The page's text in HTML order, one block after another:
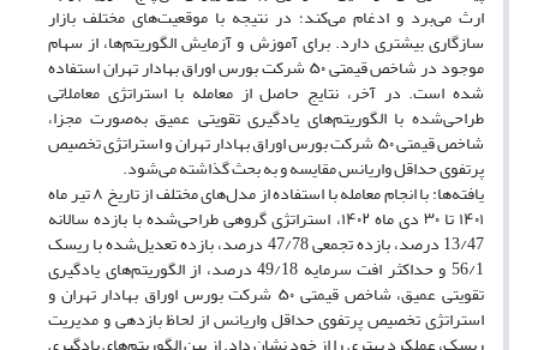
ارث می‌برد و ادغام می‌کند؛ در نتیجه با موقعیت‌های مختلف بازار
سازگاری بیشتری دارد. برای آموزش و آزمایش الگوریتم‌ها، از سهام
موجود در شاخص قیمتی ۵۰ شرکت بورس اوراق بهادار تهران استفاده
شده است. در آخر، نتایج حاصل از معامله با استراتژی معاملاتی
طراحی‌شده با الگوریتم‌های یادگیری تقویتی عمیق به‌صورت مجزا،
شاخص قیمتی ۵۰ شرکت بورس اوراق بهادار تهران و استراتژی تخصیص
پرتفوی حداقل واریانس مقایسه و به بحث گذاشته می‌شود.
یافته‌ها: با انجام معامله با استفاده از مدل‌های مختلف از تاریخ ۸ تیر ماه
۱۴۰۱ تا ۳۰ دی ماه ۱۴۰۲، استراتژی گروهی طراحی‌شده با بازده سالانه
13/47 درصد، بازده تجمعی 47/78 درصد، بازده تعدیل‌شده با ریسک
56/1 و حداکثر افت سرمایه 49/18 درصد، از الگوریتم‌های یادگیری
تقویتی عمیق، شاخص قیمتی ۵۰ شرکت بورس اوراق بهادار تهران و
استراتژی تخصیص پرتفوی حداقل واریانس از لحاظ بازدهی و مدیریت